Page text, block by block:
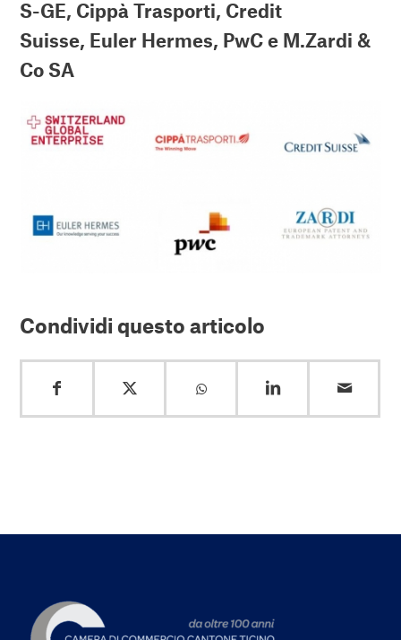
S-GE, Cippà Trasporti, Credit
Suisse, Euler Hermes, PwC e M.Zardi &
Co SA
Condividi questo articolo